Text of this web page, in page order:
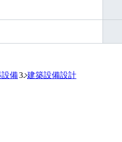
備 建築設備設計